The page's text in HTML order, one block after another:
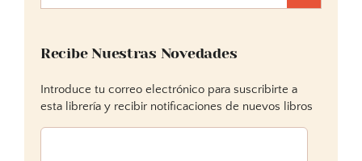
Recibe Nuestras Novedades
Introduce tu correo electrónico para suscribirte a
esta librería y recibir notificaciones de nuevos libros
Dirección